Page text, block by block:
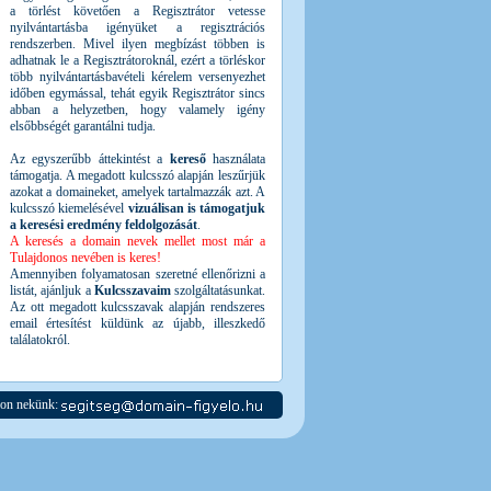
a törlést követően a Regisztrátor vetesse
nyilvántartásba igényüket a regisztrációs
rendszerben. Mivel ilyen megbízást többen is
adhatnak le a Regisztrátoroknál, ezért a törléskor
több nyilvántartásbavételi kérelem versenyezhet
időben egymással, tehát egyik Regisztrátor sincs
abban a helyzetben, hogy valamely igény
elsőbbségét garantálni tudja.
Az egyszerűbb áttekintést a keresőhasználata
támogatja. A megadott kulcsszó alapján leszűrjük
azokat a domaineket, amelyek tartalmazzák azt. A
kulcsszó kiemelésével vizuálisan is támogatjuk
a keresési eredmény feldolgozását.
A keresés a domain nevek mellet most már a
Tulajdonos nevében is keres!
Amennyiben folyamatosan szeretné ellenőrizni a
listát, ajánljuk a Kulcsszavaimszolgáltatásunkat.
Az ott megadott kulcsszavak alapján rendszeres
email értesítést küldünk az újabb, illeszkedő
találatokról.
nekünk: